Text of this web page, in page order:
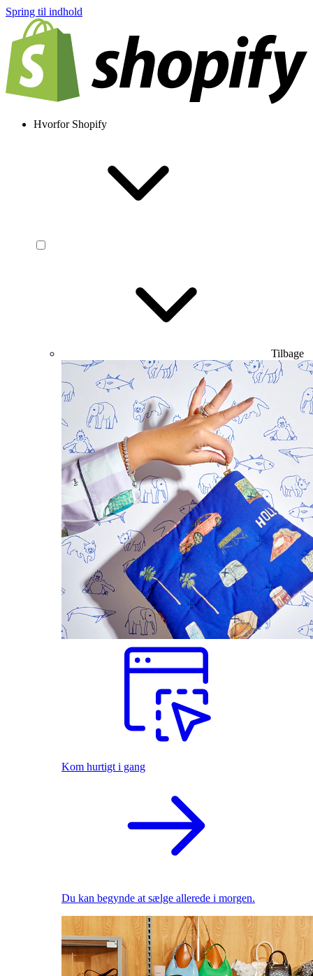
Spring til indhold
Hvorfor Shopify
Tilbage
Kom hurtigt i gang
Du kan begynde at sælge allerede i morgen.